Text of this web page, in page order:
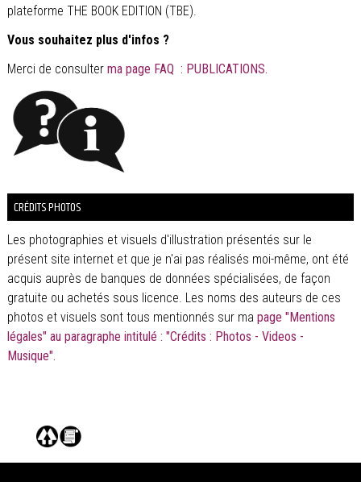
plateforme THE BOOK EDITION (TBE).
Vous souhaitez plus d'infos ?
Merci de consulter ma page FAQ : PUBLICATIONS.
CRÉDITS PHOTOS
Les photographies et visuels d'illustration présentés sur le
présent site internet et que je n'ai pas réalisés moi-même, ont été
acquis auprès de banques de données spécialisées, de façon
gratuite ou achetés sous licence. Les noms des auteurs de ces
photos et visuels sont tous mentionnés sur ma page "Mentions
légales" au paragraphe intitulé : "Crédits : Photos - Videos -
Musique".